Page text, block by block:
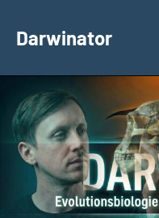
InhaltDarwinator
Evolutionsbiologie